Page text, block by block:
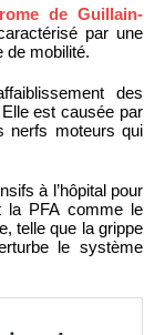
de Guillain-
par une
de mobilité.
des
est causée par
nerfs moteurs qui
à l’hôpital pour
la PFA comme le
telle que la grippe
le système